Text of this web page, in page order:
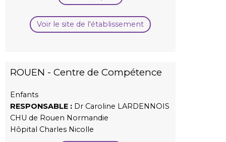
Voir le site de l'établissement
ROUEN - Centre de Compétence
Enfants
RESPONSABLE : Dr Caroline LARDENNOIS
CHU de Rouen Normandie
Hôpital Charles Nicolle